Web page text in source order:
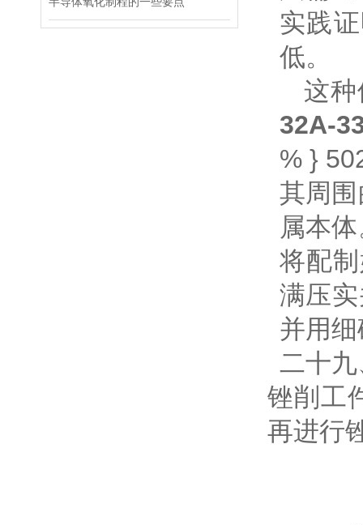
实践
低。
这种
32A-
% }
其周
属本
将配
满压
并用
二十
锉削工
再进行